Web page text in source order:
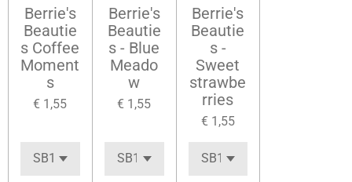
Berrie's
Beautie
s Coffee
Moment
s
€ 1,55
Berrie's
Beautie
s - Blue
Meado
w
€ 1,55
Berrie's
Beautie
s -
Sweet
strawbe
rries
€ 1,55